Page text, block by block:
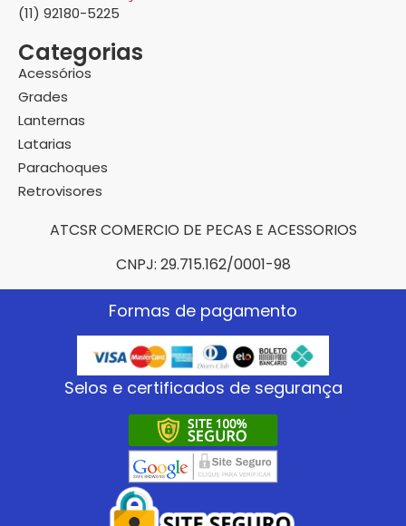
(11) 92180-5225
Categorias
Acessórios
Grades
Lanternas
Latarias
Parachoques
Retrovisores
ATCSR COMERCIO DE PECAS E ACESSORIOS
CNPJ: 29.715.162/0001-98
Formas de pagamento
Selos e certificados de segurança